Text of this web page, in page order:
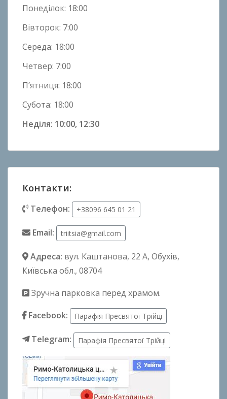
и
Понеділок: 18:00
Вівторок: 7:00
Середа: 18:00
Четвер: 7:00
П’ятниця: 18:00
Субота: 18:00
Неділя: 10:00, 12:30
Контакти:
Телефон: +38096 645 01 21
Email: triitsia@gmail.com
Адреса: вул. Каштанова, 22 А, Обухів,
Київська обл., 08704
Зручна парковка перед храмом.
Facebook:
Парафія Пресвятої Трійці
Telegram: Парафія Пресвятої Трійці